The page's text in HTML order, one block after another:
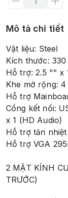
Mô tả chi tiết
Vật liệu: Steel
Kích thước:
Hỗ trợ: 2.5 "" x
Khe mở rộng: 4
Hỗ trợ
Cổng kết nối:
x 1 (HD Audio)
Hỗ trợ tản nhiệt
Hỗ trợ VGA
2 MẶT KÍNH
TRƯỚC)